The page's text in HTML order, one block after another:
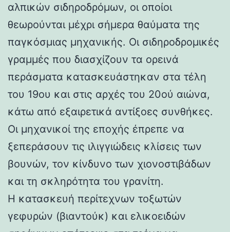
αλπικών σιδηροδρόμων, οι οποίοι
θεωρούνται μέχρι σήμερα θαύματα της
παγκόσμιας μηχανικής. Οι σιδηροδρομικές
γραμμές που διασχίζουν τα ορεινά
περάσματα κατασκευάστηκαν στα τέλη
του 19ου και στις αρχές του 20ού αιώνα,
κάτω από εξαιρετικά αντίξοες συνθήκες.
Οι μηχανικοί της εποχής έπρεπε να
ξεπεράσουν τις ιλιγγιώδεις κλίσεις των
βουνών, τον κίνδυνο των χιονοστιβάδων
και τη σκληρότητα του γρανίτη.
Η κατασκευή περίτεχνων τοξωτών
γεφυρών (βιαντούκ) και ελικοειδών